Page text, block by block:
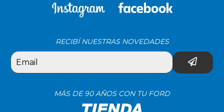
RECIBÍ NUESTRAS NOVEDADES
MÁS DE 90 AÑOS CON TU FORD